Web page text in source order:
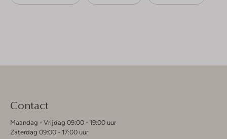
Contact
Maandag - Vrijdag 09:00 - 19:00 uur
Zaterdag 09:00 - 17:00 uur